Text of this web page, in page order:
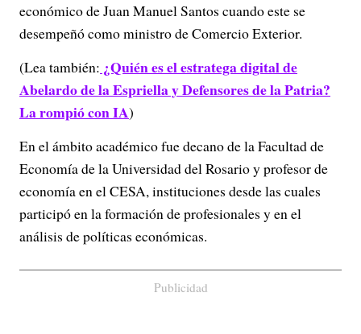
económico de Juan Manuel Santos cuando este se
desempeñó como ministro de Comercio Exterior.
(Lea también: ¿Quién es el estratega digital de
Abelardo de la Espriella y Defensores de la Patria?
La rompió con IA)
En el ámbito académico fue decano de la Facultad de
Economía de la Universidad del Rosario y profesor de
economía en el CESA, instituciones desde las cuales
participó en la formación de profesionales y en el
análisis de políticas económicas.
Publicidad